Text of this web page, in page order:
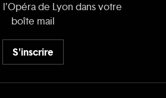
l’Opéra de Lyon dans votre
boîte mail
S'inscrire